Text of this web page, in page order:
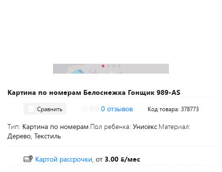
Картина по номерам Белоснежка Гонщик 989-AS
Сравнить 0 отзывов Код товара: 378773
Тип: Картина по номерам Пол ребенка: Унисекс Материал:
Дерево, Текстиль
Картой рассрочки, от 3.00
/мес